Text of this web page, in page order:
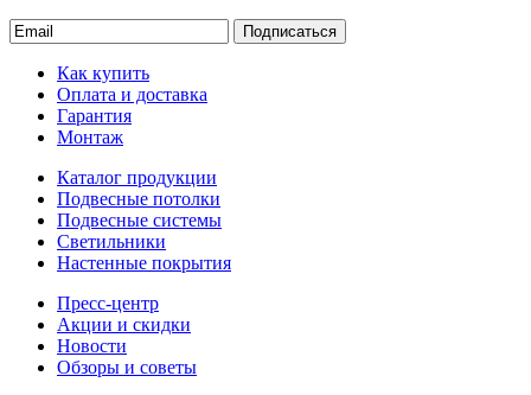
Подписаться
Как купить
Оплата и доставка
Гарантия
Монтаж
Каталог продукции
Подвесные потолки
Подвесные системы
Светильники
Настенные покрытия
Пресс-центр
Акции и скидки
Новости
Обзоры и советы